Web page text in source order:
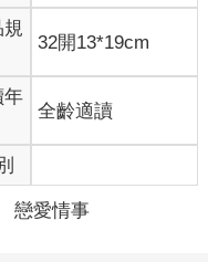
規
32開13*19cm
年
全齡適讀
戀愛情事